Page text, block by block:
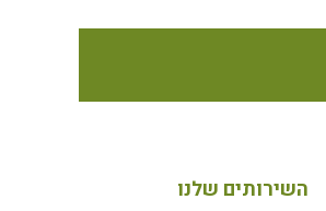
השירותים שלנו